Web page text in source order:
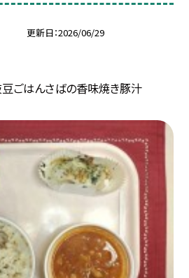
更新日 2026/06/29
豆ごはんさばの香味焼き豚汁